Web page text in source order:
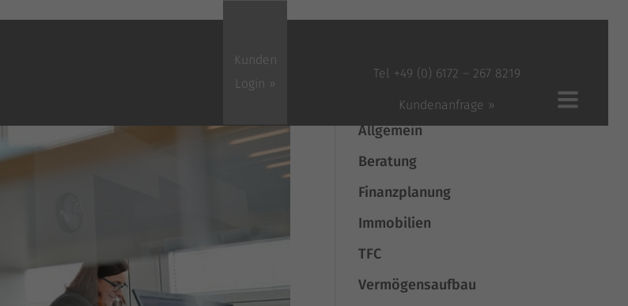
Kunden
Login »
Tel +49 (0) 6172 – 267 8219
Kundenanfrage »
Kategorien
Aktien
Allgemein
Beratung
Finanzplanung
Immobilien
TFC
Vermögensaufbau